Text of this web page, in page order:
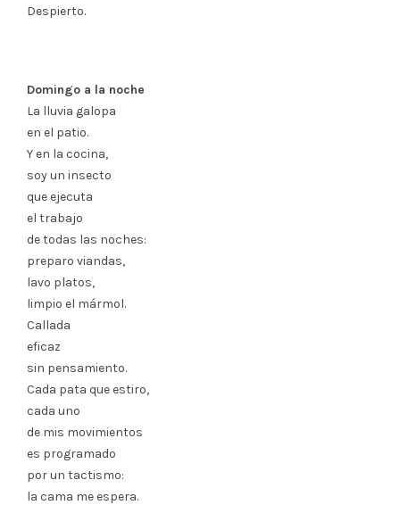
Despierto.
Domingo a la noche
La lluvia galopa
en el patio.
Y en la cocina,
soy un insecto
que ejecuta
el trabajo
de todas las noches:
preparo viandas,
lavo platos,
limpio el mármol.
Callada
eficaz
sin pensamiento.
Cada pata que estiro,
cada uno
de mis movimientos
es programado
por un tactismo:
la cama me espera.